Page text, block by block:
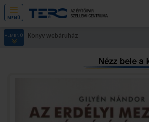
MENÜ
ALMENÜ Könyv webáruház